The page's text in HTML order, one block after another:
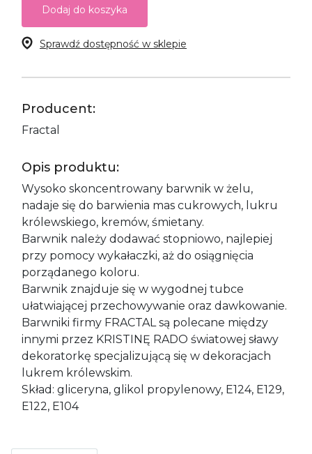
Dodaj do koszyka
Sprawdź dostępność w sklepie
Producent:
Fractal
Opis produktu:
Wysoko skoncentrowany barwnik w żelu,
nadaje się do barwienia mas cukrowych, lukru
królewskiego, kremów, śmietany.
Barwnik należy dodawać stopniowo, najlepiej
przy pomocy wykałaczki, aż do osiągnięcia
porządanego koloru.
Barwnik znajduje się w wygodnej tubce
ułatwiającej przechowywanie oraz dawkowanie.
Barwniki firmy FRACTAL są polecane między
innymi przez KRISTINĘ RADO światowej sławy
dekoratorkę specjalizującą się w dekoracjach
lukrem królewskim.
Skład: gliceryna, glikol propylenowy, E124, E129,
E122, E104